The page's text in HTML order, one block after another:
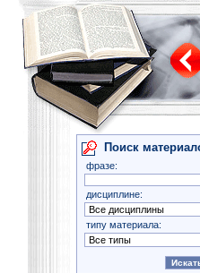
Поиск
фразе:
дисциплине:
типу материала: